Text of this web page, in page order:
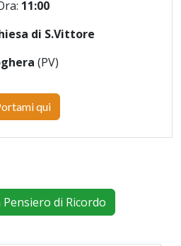
11:00
di S.Vittore
(PV)
qui
di Ricordo